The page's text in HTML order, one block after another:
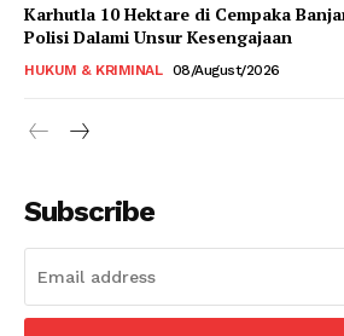
Karhutla 10 Hektare di Cempaka
Polisi Dalami Unsur Kesengajaan
HUKUM & KRIMINAL 08/August/2026
Subscribe